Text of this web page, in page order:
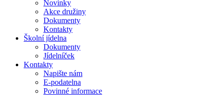
Novinky
Akce družiny
Dokumenty
Kontakty
Školní jídelna
Dokumenty
Jídelníček
Kontakty
Napište nám
E-podatelna
Povinné informace